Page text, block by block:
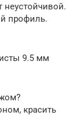
неустойчивой.
профиль.
9.5 мм
красить